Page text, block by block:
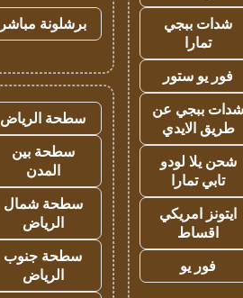
شدات ببجي
تمارا
فور يو ستور
شدات ببجي عن
طريق الايدي
شحن يلا لودو
تابي تمارا
ايتونز امريكي
اقساط
فور يو
برشلونة مباشر
سطحة الرياض
سطحة بين
المدن
سطحة شمال
الرياض
سطحة جنوب
الرياض